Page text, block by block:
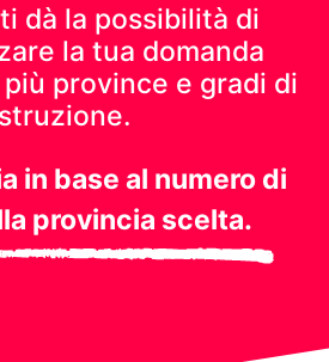
dà la possibilità di
la tua domanda
province e gradi di
in base al numero di
provincia scelta.